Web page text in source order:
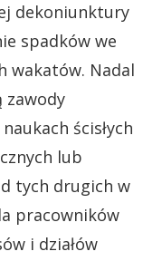
dekoniunktury
spadków we
wakatów. Nadal
zawody
ścisłych
lub
tych drugich w
pracowników
i działów